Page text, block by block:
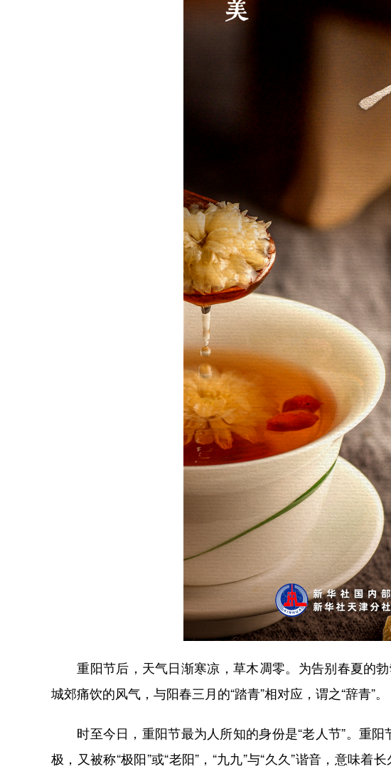
重阳节后，天气日渐寒凉，草木凋零。为告别春夏的勃
城郊痛饮的风气，与阳春三月的“踏青”相对应，谓之“辞青”。
时至今日，重阳节最为人所知的身份是“老人节”。重阳
极，又被称“极阳”或“老阳”，“九九”与“久久”谐音，意味